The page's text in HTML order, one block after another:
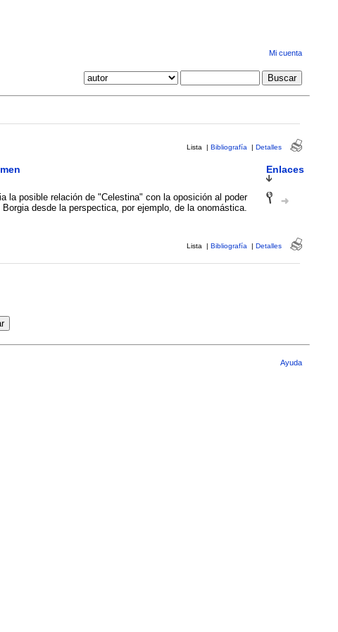
Mi cuenta
Lista | Bibliografía | Detalles
Enlaces
la posible relación de "Celestina" con la oposición al poder
Borgia desde la perspectica, por ejemplo, de la onomástica.
Lista | Bibliografía | Detalles
Ayuda